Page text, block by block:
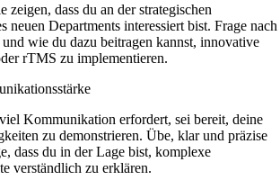
zeigen, dass du an der strategischen
neuen Departments interessiert bist. Frage nach
wie du dazu beitragen kannst, innovative
rTMS zu implementieren.
Kommunikation erfordert, sei bereit, deine
zu demonstrieren. Übe, klar und präzise
dass du in der Lage bist, komplexe
verständlich zu erklären.